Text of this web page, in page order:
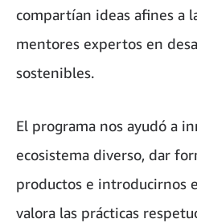
compartían ideas afines a
mentores expertos en
sostenibles.
El programa nos ayudó a
ecosistema diverso, dar
productos e introducirnos
valora las prácticas